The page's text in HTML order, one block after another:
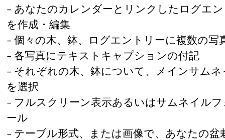
– あなたのカレンダーとリンクしたログエ
を作成・編集
– 個々の木、鉢、ログエントリーに複数の写
– 各写真にテキストキャプションの付記
– それぞれの木、鉢について、メインサム
を選択
– フルスクリーン表示あるいはサムネイル
ール
– テーブル形式、または画像で、あなたの